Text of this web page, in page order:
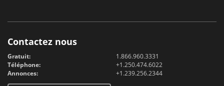
Contactez nous
Gratuit:
1.866.960.3331
Téléphone:
+1.250.474.6022
Annonces:
+1.239.256.2344